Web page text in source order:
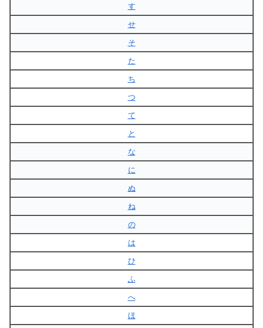
す
せ
そ
た
ち
つ
て
と
な
に
ぬ
ね
の
は
ひ
ふ
へ
ほ